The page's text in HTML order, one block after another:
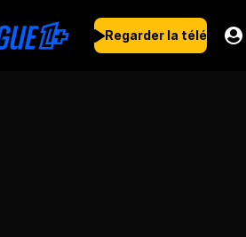
Regarder la télé